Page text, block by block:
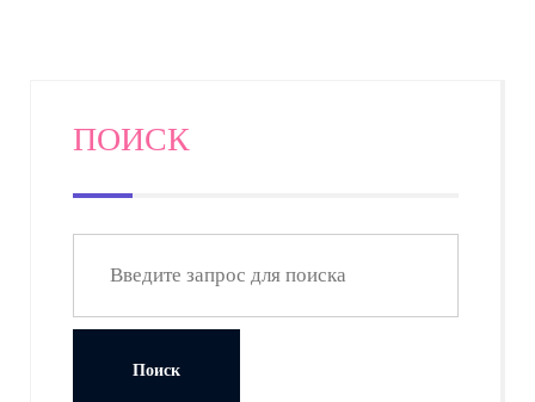
ПОИСК